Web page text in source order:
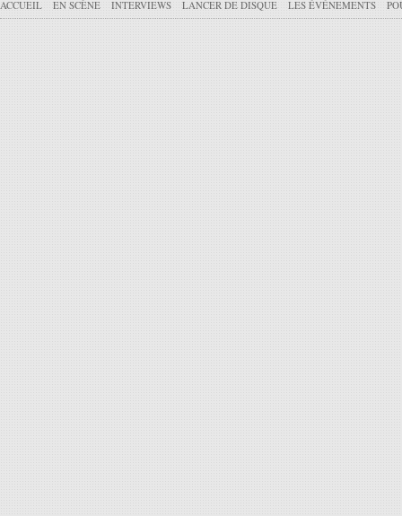
ACCUEIL EN SCÈNE INTERVIEWS LANCER DE DISQUE LES ÉVÉNEMENTS